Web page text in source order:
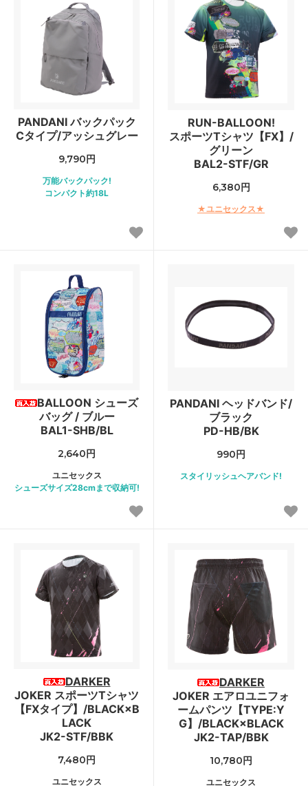
PANDANI バックパック
Cタイプ/アッシュグレー
9,790円
万能バックパック!
コンパクト約18L
RUN-BALLOON!
スポーツTシャツ【FX】/
グリーン
BAL2-STF/GR
6,380円
★ユニセックス★
BALLOON シューズ
バッグ / ブルー
BAL1-SHB/BL
2,640円
ユニセックス
シューズサイズ28cmまで収納可!
PANDANI ヘッドバンド/
ブラック
PD-HB/BK
990円
スタイリッシュヘアバンド!
DARKER
JOKER スポーツTシャツ
【FXタイプ】/BLACK×B
LACK
JK2-STF/BBK
7,480円
ユニセックス
DARKER
JOKER エアロユニフォ
ームパンツ【TYPE:Y
G】/BLACK×BLACK
JK2-TAP/BBK
10,780円
ユニセックス